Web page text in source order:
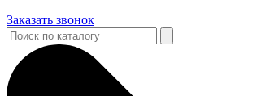
Заказать звонок